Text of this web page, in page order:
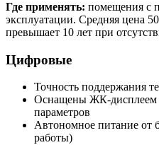
Где применять: помещения с
эксплуатации. Средняя цена
превышает 10 лет при
Цифровые
Точность поддержания
Оснащены ЖК-дисплеем
параметров
Автономное питание от
работы)